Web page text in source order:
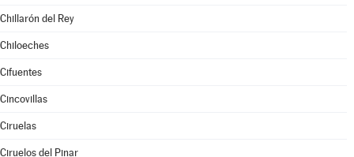
Chillarón del Rey
Chiloeches
Cifuentes
Cincovillas
Ciruelas
Ciruelos del Pinar